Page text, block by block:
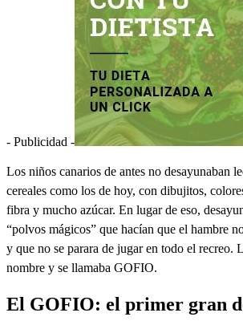
- Publicidad -
Los niños canarios de antes no desayunaban
cereales como los de hoy, con dibujitos,
fibra y mucho azúcar. En lugar de eso,
“polvos mágicos” que hacían que el hambre
y que no se parara de jugar en todo el recreo.
nombre y se llamaba GOFIO.
El GOFIO: el primer gran